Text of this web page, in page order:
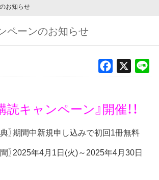
お知らせ
ペーンのお知らせ
Facebook
読キャンペーン』開催！！
〗期間中新規申し込みで初回1冊無料
〗2025年4月1日(火)～2025年4月30日